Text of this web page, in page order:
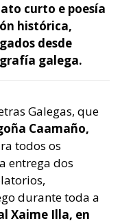
curto e poesía
histórica,
desde
galega.
Galegas, que
Caamaño,
todos os
entrega dos
durante toda a
Xaime Illa, en